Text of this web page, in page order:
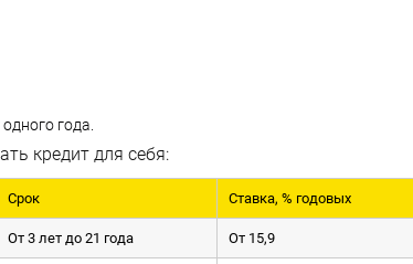
года.
кредит для себя:
Срок Ставка, % годовых
От 3 лет до 21 года От 15,9